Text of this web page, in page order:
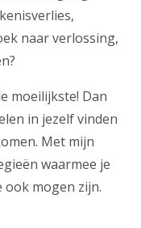
naar verlossing,
moeilijkste! Dan
in jezelf vinden
Met mijn
waarmee je
ook mogen zijn.